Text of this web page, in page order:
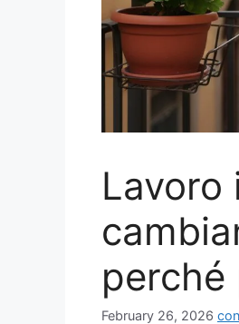
Lavoro
February 26, 2026